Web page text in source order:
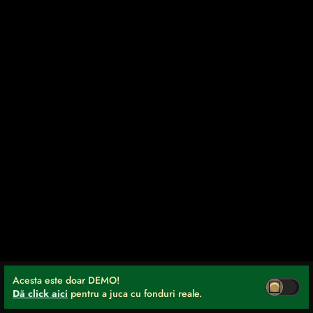
Acesta este doar DEMO!
Dă click aici pentru a juca cu fonduri reale.